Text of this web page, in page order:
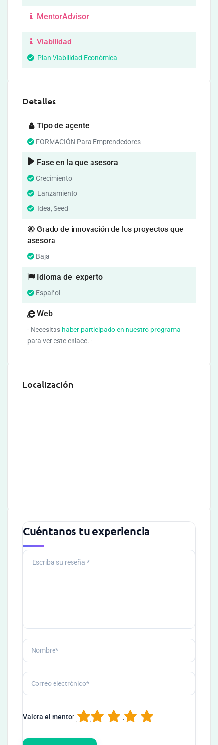
MentorAdvisor
Viabilidad
Plan Viabilidad Económica
Detalles
Tipo de agente
FORMACIÓN Para Emprendedores
Fase en la que asesora
Crecimiento
Lanzamiento
Idea, Seed
Grado de innovación de los proyectos que
asesora
Baja
Idioma del experto
Español
Web
- Necesitas haber participado en nuestro programa
para ver este enlace. -
Localización
Cuéntanos tu experiencia
Valora el mentor 5
4
3
2
1